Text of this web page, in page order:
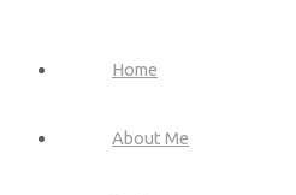
Home
About Me